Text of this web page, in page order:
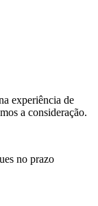
experiência de
a consideração.
no prazo